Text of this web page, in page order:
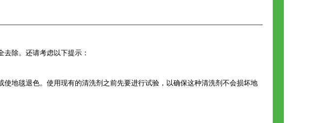
除。还请考虑以下提示：
毯退色。使用现有的清洗剂之前先要进行试验，以确保这种清洗剂不会损坏地